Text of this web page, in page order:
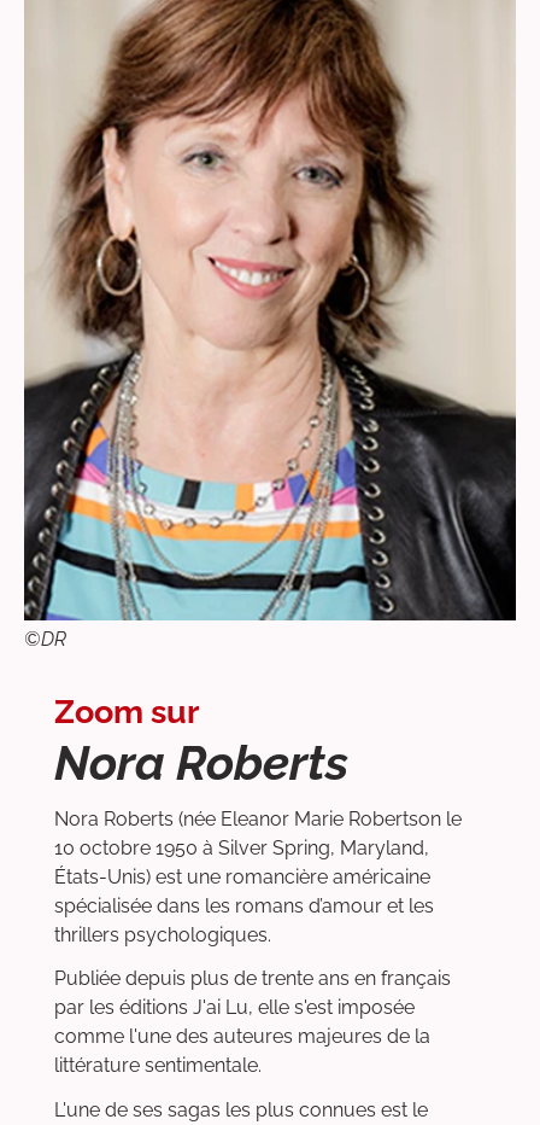
Zoom sur
Nora Roberts
Nora Roberts (née Eleanor Marie Robertson le
10 octobre 1950 à Silver Spring, Maryland,
États-Unis) est une romancière américaine
spécialisée dans les romans d’amour et les
thrillers psychologiques.
Publiée depuis plus de trente ans en français
par les éditions J'ai Lu, elle s'est imposée
comme l'une des auteures majeures de la
littérature sentimentale.
L'une de ses sagas les plus connues est le
©DR